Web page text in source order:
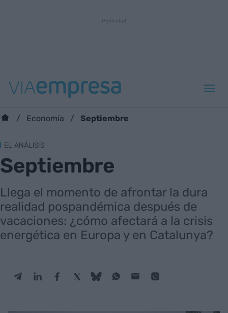
Economía Septiembre
EL ANÁLISIS
Septiembre
Llega el momento de afrontar la dura
realidad pospandémica después de
vacaciones: ¿cómo afectará a la crisis
energética en Europa y en Catalunya?